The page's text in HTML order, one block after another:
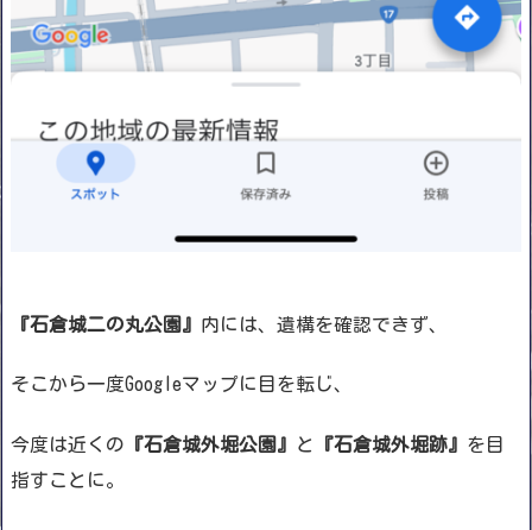
『石倉城二の丸公園』 内には、遺構を確認できず、
そこから一度Googleマップに目を転じ、
今度は近くの 『石倉城外堀公園』 と 『石倉城外堀跡』 を目
指すことに。